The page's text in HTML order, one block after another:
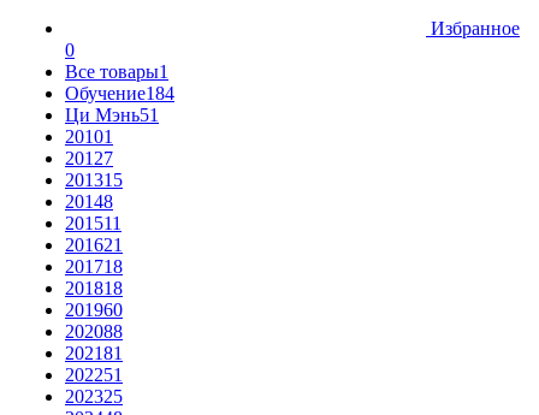
Избранное
0
Все товары1
Обучение184
Ци Мэнь51
20101
20127
201315
20148
201511
201621
201718
201818
201960
202088
202181
202251
202325